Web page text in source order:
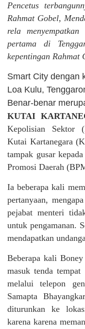
Pencetus
Rahmat Gobel,
rela
pertama di
kepentingan Rahmat
Smart City dengan
Loa Kulu,
Benar-benar
KUTAI
Kepolisian Sektor
Kutai Kartanegara
tampak gusar
Promosi Daerah
Ia beberapa kali
pertanyaan,
pejabat menteri
untuk pengamanan.
mendapatkan
Beberapa kali
masuk tenda tempat
melalui telepon
Samapta
diturunkan ke
karena karena